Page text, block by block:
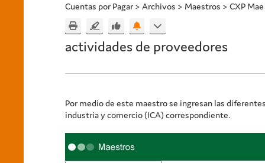
Cuentas por Pagar > Archivos > Maestros > CXP
actividades de proveedores
Por medio de este maestro se ingresan las
industria y comercio (ICA) correspondiente.